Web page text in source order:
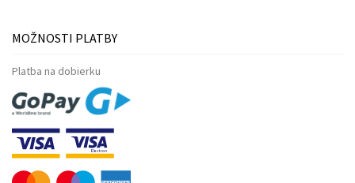
MOŽNOSTI PLATBY
Platba na dobierku